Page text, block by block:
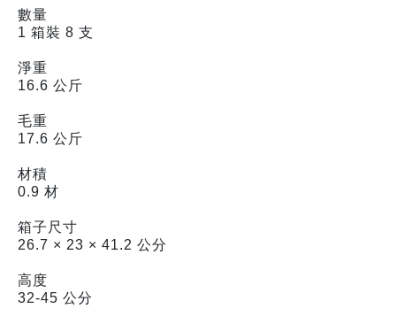
數量
1 箱裝 8 支
淨重
16.6 公斤
毛重
17.6 公斤
材積
0.9 材
箱子尺寸
26.7 × 23 × 41.2 公分
高度
32-45 公分